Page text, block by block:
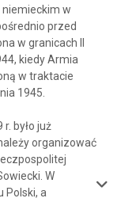
w
przed
w granicach II
kiedy Armia
w traktacie
1945.
było już
organizować
W
Polski, a